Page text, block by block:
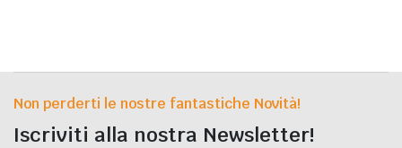
Non perderti le nostre fantastiche Novità!
Iscriviti alla nostra Newsletter!